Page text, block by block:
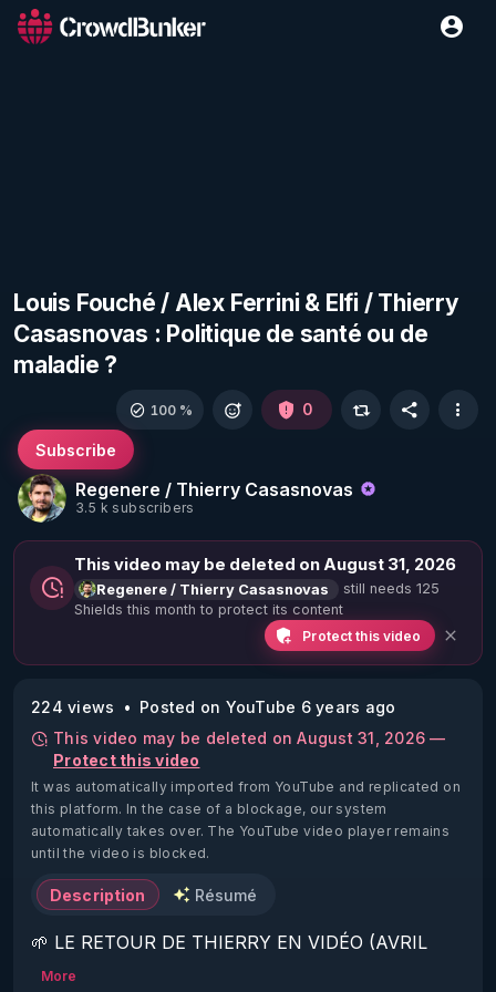
Louis Fouché / Alex Ferrini & Elfi / Thierry
Casasnovas : Politique de santé ou de
maladie ?
Regenere / Thierry Casasnovas
3.5 k subscribers
Subscribe
100 % 0
This video may be deleted on August 31, 2026
Regenere / Thierry Casasnovas
still needs 125
Shields this month to protect its content
Protect this video
224 views
Posted on YouTube 6 years ago
This video may be deleted on August 31, 2026 —
Protect this video
It was automatically imported from YouTube and replicated on
this platform. In the case of a blockage, our system
automatically takes over. The YouTube video player remains
until the video is blocked.
Description Résumé
🌱 LE RETOUR DE THIERRY EN VIDÉO (AVRIL
2022)!
More